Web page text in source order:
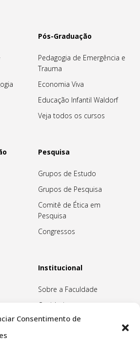
Consentimento de
Pós-Graduação
Pedagogia de Emergência e
Trauma
Economia Viva
Educação Infantil Waldorf
Veja todos os cursos
Pesquisa
Grupos de Estudo
Grupos de Pesquisa
Comitê de Ética em
Pesquisa
Congressos
Institucional
Sobre a Faculdade
Ouvidoria
Pedagogia Waldorf